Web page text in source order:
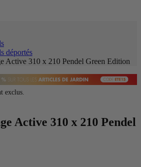
déportés
Active 310 x 210 Pendel Green Edition
exclus.
Active 310 x 210 Pendel